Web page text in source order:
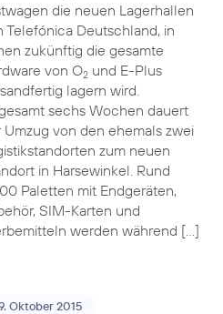
die neuen Lagerhallen
Telefónica Deutschland, in
zukünftig die gesamte
von O2und E-Plus
lagern wird.
sechs Wochen dauert
Umzug von den ehemals zwei
zum neuen
in Harsewinkel. Rund
Paletten mit Endgeräten,
SIM-Karten und
werden während […]
Oktober 2015